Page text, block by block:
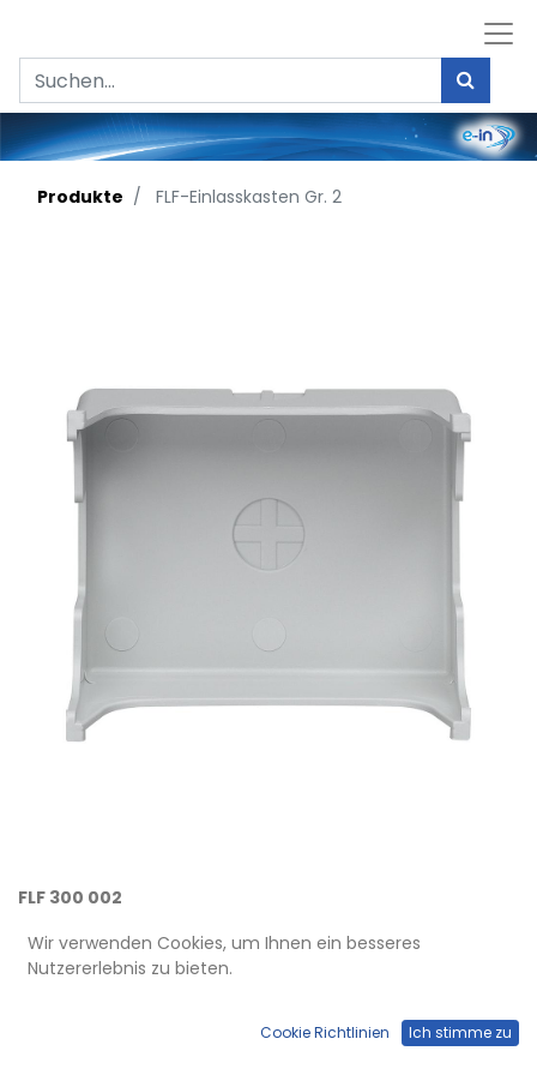
Produkte FLF-Einlasskasten Gr. 2
FLF 300 002
FLF-Einlasskasten Gr. 2
Medienverteiler Einbau
Wir verwenden Cookies, um Ihnen ein besseres
Nutzererlebnis zu bieten.
Cookie Richtlinien Ich stimme zu